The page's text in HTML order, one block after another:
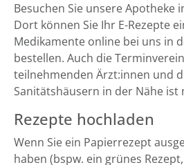
Besuchen Sie unsere Apotheke
Dort können Sie Ihr E-Rezepte
Medikamente online bei uns in
bestellen. Auch die
teilnehmenden Ärzt:innen und
Sanitätshäusern in der Nähe ist
Rezepte hochladen
Wenn Sie ein Papierrezept
haben (bspw. ein grünes